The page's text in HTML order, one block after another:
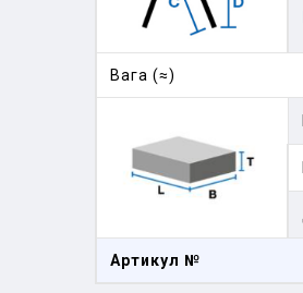
Артикул №
Вага (≈)